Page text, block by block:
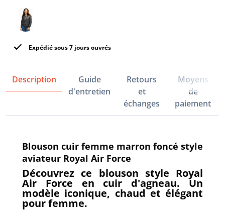
Expédié sous 7 jours ouvrés
Description
Guide
d'entretien
Retours
et
échanges
Moyens
de
paiement
Blouson cuir femme marron foncé style
aviateur Royal Air Force
Découvrez ce blouson style Royal
Air Force en cuir d'agneau. Un
modèle iconique, chaud et élégant
pour femme.